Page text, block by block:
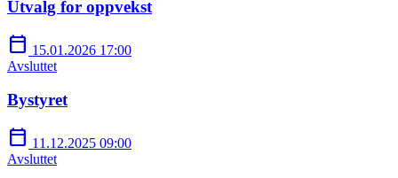
Utvalg for oppvekst
calendar_today 15.01.2026 17:00
Avsluttet
Bystyret
calendar_today 11.12.2025 09:00
Avsluttet